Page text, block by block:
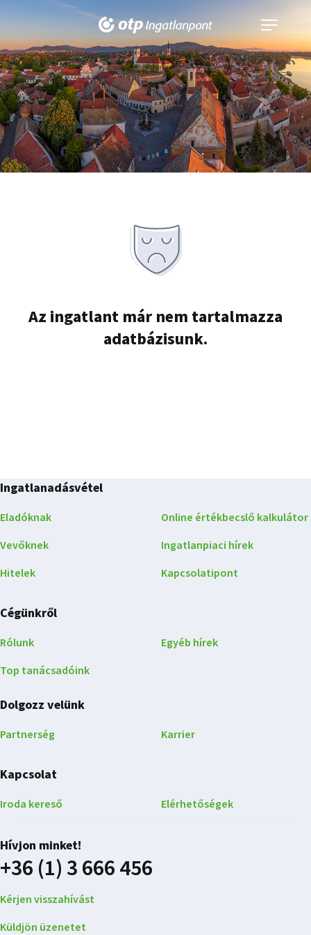
Navigáció
kinyitása
Az ingatlant már nem tartalmazza
adatbázisunk.
Ingatlanadásvétel
Eladóknak
Vevőknek
Hitelek
Online értékbecslő kalkulátor
Ingatlanpiaci hírek
Kapcsolatipont
Cégünkről
Rólunk
Top tanácsadóink
Egyéb hírek
Dolgozz velünk
Partnerség Karrier
Kapcsolat
Iroda kereső Elérhetőségek
Hívjon minket!
+36 (1) 3 666 456
Kérjen visszahívást
Küldjön üzenetet